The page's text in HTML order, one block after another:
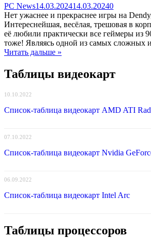
Categories
PC NewsPosted
on
14.03.202414.03.20240comments
on
ремейк
кайфа
из
одиночку
Нет ужаснее и прекраснее игры на
Интереснейшая, весёлая, трешовая в
её любили практически все геймеры из
тоже! Являясь одной из самых сложных
Читать дальше »
Таблицы видеокарт
10.10.2022
Список-таблица видеокарт AMD ATI
07.10.2022
Список-таблица видеокарт Nvidia
06.09.2022
Список-таблица видеокарт Intel Arc
Таблицы процессоров